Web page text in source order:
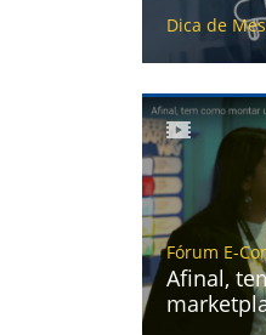
Dica de
Fórum E-
Afinal,